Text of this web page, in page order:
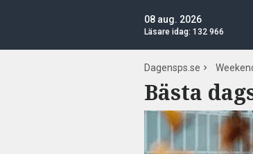
08 aug. 2026
Läsare idag: 132 966
Dagensps.se
Bästa